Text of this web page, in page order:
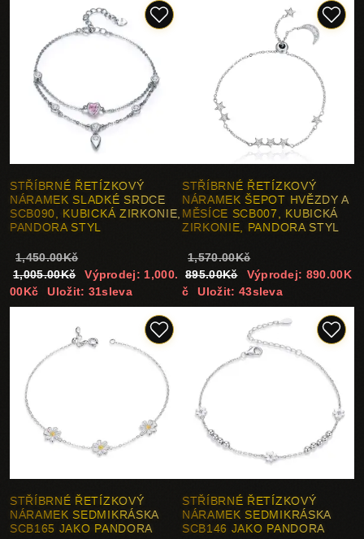
STŘÍBRNÉ ŘETÍZKOVÝ
NÁRAMEK SLADKÉ SRDCE
SCB090, KUBICKÁ ZIRKONIE,
PANDORA STYL
1,450.00Kč
1,005.00Kč
Výprodej: 1,000.
00Kč
Uložit: 31sleva
STŘÍBRNÉ ŘETÍZKOVÝ
NÁRAMEK ŠEPOT HVĚZDY A
MĚSÍCE SCB007, KUBICKÁ
ZIRKONIE, PANDORA STYL
1,570.00Kč
895.00Kč
Výprodej: 890.00K
č
Uložit: 43sleva
STŘÍBRNÉ ŘETÍZKOVÝ
NÁRAMEK SEDMIKRÁSKA
SCB165 JAKO PANDORA
STŘÍBRNÉ ŘETÍZKOVÝ
NÁRAMEK SEDMIKRÁSKA
SCB146 JAKO PANDORA